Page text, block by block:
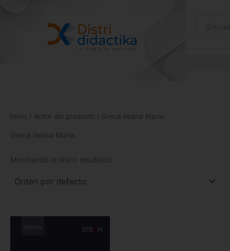
Inicio / Autor del producto / Greca Ileana Maria.
Greca Ileana Maria.
Mostrando el único resultado